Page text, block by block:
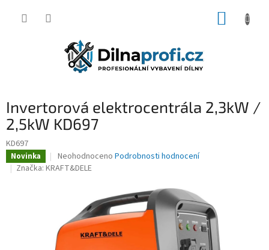
Invertorová elektrocentrála 2,3kW /
2,5kW KD697
KD697
Novinka
Průměrné
hodnocení
5
hvězdiček.
Neohodnoceno Podrobnosti hodnocení
Značka: KRAFT&DELE